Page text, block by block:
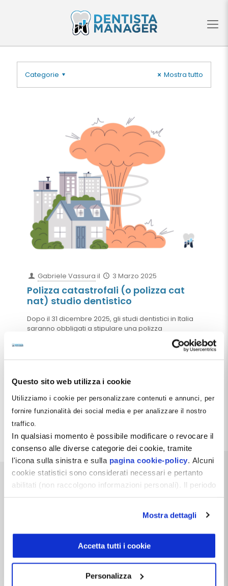
Questo sito web utilizza i cookie
Utilizziamo i cookie per personalizzare contenuti e annunci, per
fornire funzionalità dei social media e per analizzare il nostro
traffico.
In qualsiasi momento è possibile modificare o revocare il
consenso alle diverse categorie dei cookie, tramite
l'icona sulla sinistra e sulla pagina cookie-policy . Alcuni
cookie statistici sono considerati necessari e pertanto
abilitati (non raccolgono informazioni personali). Il periodo
indirizzo:dentistamanager.it/contatti-dentista-
Chiudendo questo banner tramite apposita X in alto a
Mostra dettagli
Accetta tutti i cookie
Personalizza
Categorie Mostra tutto
Gabriele Vassura il 3 Marzo 2025
Polizza catastrofali (o polizza cat
nat) studio dentistico
Dopo il 31 dicembre 2025, gli studi dentistici in Italia
saranno obbligati a stipulare una polizza
assicurativa per coprire i danni derivanti da eventi
catastrofali come terremoti, alluvioni e frane.
adeguarsi alla nuova normativa. Proteggere il
proprio studio dentistico da rischi catastrofali non è
solo un obbligo di legge, ma una scelta strategica
per garantire stabilità e continuità operativa.
Via Dante, 2
Zelo Buon Persico (LO)
P.IVA 12066550968
REA LO-2638310
Capitale Sociale i.v. 10.000 €